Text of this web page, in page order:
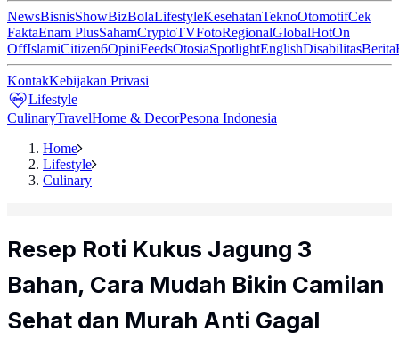
NewsBisnisShowBizBolaLifestyleKesehatanTeknoOtomotifCek
FaktaEnam PlusSahamCryptoTVFotoRegionalGlobalHotOn
OffIslamiCitizen6OpiniFeedsOtosiaSpotlightEnglishDisabilitasBerita
KontakKebijakan Privasi
Lifestyle
CulinaryTravelHome & DecorPesona Indonesia
Home
Lifestyle
Culinary
Resep Roti Kukus Jagung 3
Bahan, Cara Mudah Bikin Camilan
Sehat dan Murah Anti Gagal